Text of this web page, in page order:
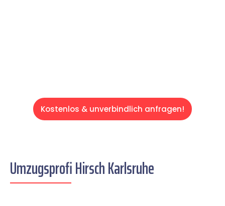
Kostenlos & unverbindlich anfragen!
Umzugsprofi Hirsch Karlsruhe